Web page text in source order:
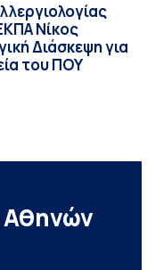
Νίκος
Διάσκεψη για
του ΠΟΥ
Αθηνών